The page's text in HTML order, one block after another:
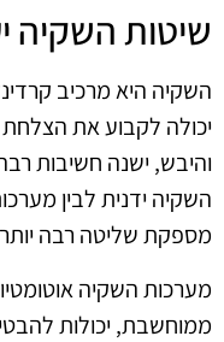
שיטות השקיה
השקיה היא מרכיב
יכולה לקבוע את
והיבש, ישנה חשיבות
השקיה ידנית לבין
מספקת שליטה רבה
מערכות השקיה
ממוחשבת, יכולות